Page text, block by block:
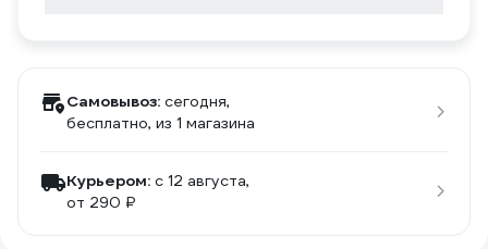
Самовывоз: сегодня,
бесплатно, из 1 магазина
Курьером: c 12 августа,
от 290 ₽